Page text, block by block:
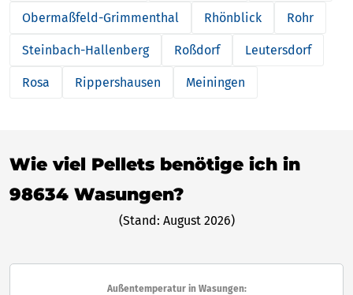
Obermaßfeld-Grimmenthal Rhönblick Rohr
Steinbach-Hallenberg Roßdorf Leutersdorf
Rosa Rippershausen Meiningen
Wie viel Pellets benötige ich in
98634 Wasungen?
(Stand: August 2026)
Außentemperatur in Wasungen: